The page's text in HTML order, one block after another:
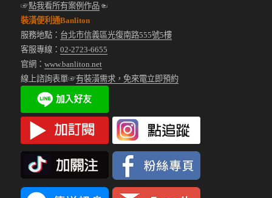
☞點我看所有案例作品☜
裝潢便利通Banliton
服務地點： 台北市信義區光復南路555號5樓
客服專線：02-2723-6655
官網：www.banliton.net
線上諮詢表單☞有裝潢需求，免來電立即預約